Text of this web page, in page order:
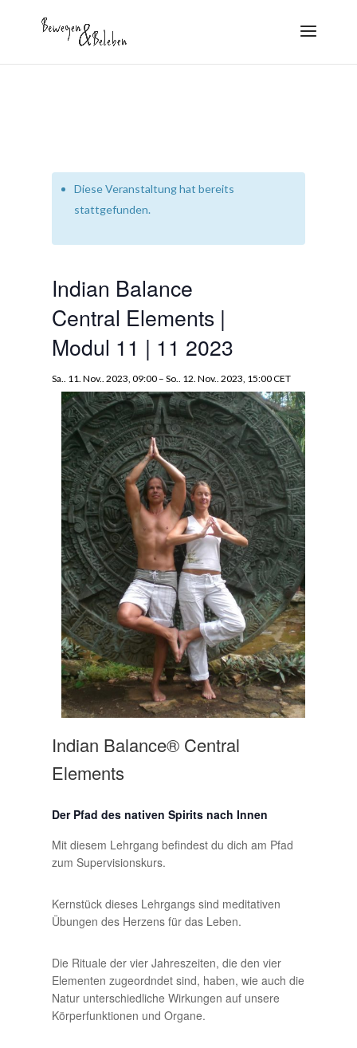
Diese Veranstaltung hat bereits
stattgefunden.
Indian Balance
Central Elements |
Modul 11 | 11 2023
Sa.. 11. Nov.. 2023, 09:00– So.. 12. Nov.. 2023, 15:00CET
Indian Balance® Central
Elements
Der Pfad des nativen Spirits nach Innen
Mit diesem Lehrgang befindest du dich am Pfad
zum Supervisionskurs.
Kernstück dieses Lehrgangs sind meditativen
Übungen des Herzens für das Leben.
Die Rituale der vier Jahreszeiten, die den vier
Elementen zugeordndet sind, haben, wie auch die
Natur unterschiedliche Wirkungen auf unsere
Körperfunktionen und Organe.